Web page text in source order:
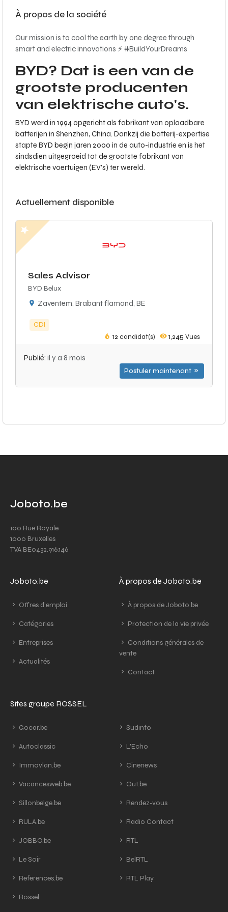
À propos de la société
Our mission is to cool the earth by one degree through
smart and electric innovations ⚡️ #BuildYourDreams
BYD? Dat is een van de
grootste producenten
van elektrische auto's.
BYD werd in 1994 opgericht als fabrikant van oplaadbare
batterijen in Shenzhen, China. Dankzij die batterij-expertise
stapte BYD begin jaren 2000 in de auto-industrie en is het
sindsdien uitgegroeid tot de grootste fabrikant van
elektrische voertuigen (EV's) ter wereld.
Actuellement disponible
Sales Advisor
BYD Belux
Zaventem, Brabant flamand, BE
CDI
12 candidat(s) 1,245 Vues
Publié: il y a 8 mois
Postuler maintenant
Joboto.be
100 Rue Royale
1000 Bruxelles
TVA BE0432.916.146
Joboto.be
Offres d'emploi
Catégories
Entreprises
Actualités
À propos de Joboto.be
À propos de Joboto.be
Protection de la vie privée
Conditions générales de
vente
Contact
Sites groupe ROSSEL
Gocar.be
Autoclassic
Immovlan.be
Vacancesweb.be
Sillonbelge.be
RULA.be
JOBBO.be
Le Soir
References.be
Rossel
Sudinfo
L'Echo
Cinenews
Out.be
Rendez-vous
Radio Contact
RTL
BelRTL
RTL Play